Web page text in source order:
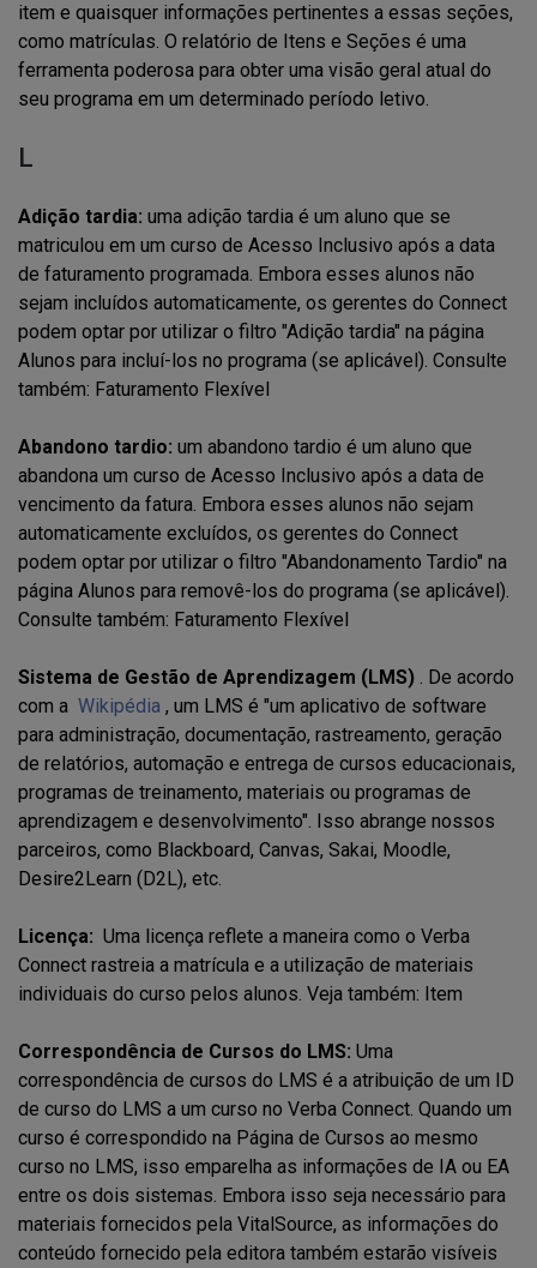
item e quaisquer informações pertinentes a essas seções,
como matrículas. O relatório de Itens e Seções é uma
ferramenta poderosa para obter uma visão geral atual do
seu programa em um determinado período letivo.
L
Adição tardia: uma adição tardia é um aluno que se
matriculou em um curso de Acesso Inclusivo após a data
de faturamento programada. Embora esses alunos não
sejam incluídos automaticamente, os gerentes do Connect
podem optar por utilizar o filtro "Adição tardia" na página
Alunos para incluí-los no programa (se aplicável). Consulte
também: Faturamento Flexível
Abandono tardio: um abandono tardio é um aluno que
abandona um curso de Acesso Inclusivo após a data de
vencimento da fatura. Embora esses alunos não sejam
automaticamente excluídos, os gerentes do Connect
podem optar por utilizar o filtro "Abandonamento Tardio" na
página Alunos para removê-los do programa (se aplicável).
Consulte também: Faturamento Flexível
Sistema de Gestão de Aprendizagem (LMS) . De acordo
com a Wikipédia , um LMS é "um aplicativo de software
para administração, documentação, rastreamento, geração
de relatórios, automação e entrega de cursos educacionais,
programas de treinamento, materiais ou programas de
aprendizagem e desenvolvimento". Isso abrange nossos
parceiros, como Blackboard, Canvas, Sakai, Moodle,
Desire2Learn (D2L), etc.
Licença: Uma licença reflete a maneira como o Verba
Connect rastreia a matrícula e a utilização de materiais
individuais do curso pelos alunos. Veja também: Item
Correspondência de Cursos do LMS: Uma
correspondência de cursos do LMS é a atribuição de um ID
de curso do LMS a um curso no Verba Connect. Quando um
curso é correspondido na Página de Cursos ao mesmo
curso no LMS, isso emparelha as informações de IA ou EA
entre os dois sistemas. Embora isso seja necessário para
materiais fornecidos pela VitalSource, as informações do
conteúdo fornecido pela editora também estarão visíveis